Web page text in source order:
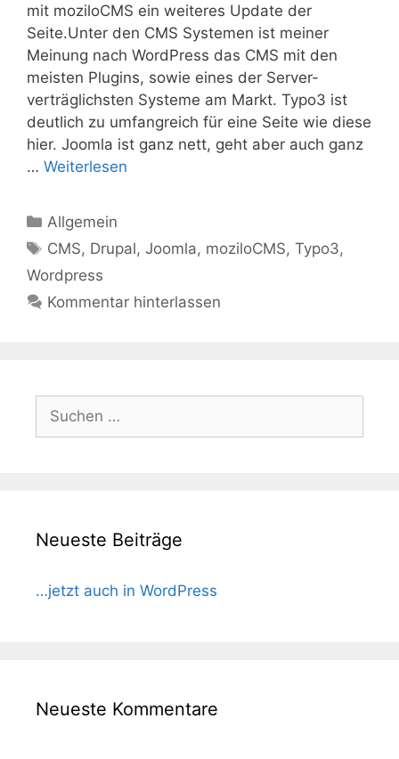
mit moziloCMS ein weiteres Update der
Seite.Unter den CMS Systemen ist meiner
Meinung nach WordPress das CMS mit den
meisten Plugins, sowie eines der Server-
verträglichsten Systeme am Markt. Typo3 ist
deutlich zu umfangreich für eine Seite wie diese
hier. Joomla ist ganz nett, geht aber auch ganz
… Weiterlesen
Kategorien
Allgemein
Schlagwörter
CMS, Drupal,Joomla, moziloCMS,Typo3,
Wordpress
Kommentar hinterlassen
nach:
Neueste Beiträge
…jetzt auch in WordPress
Neueste Kommentare